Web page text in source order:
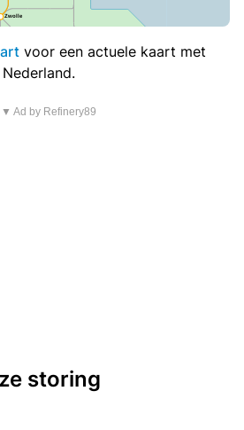
voor een actuele kaart met
▼ Ad by Refinery89
storing